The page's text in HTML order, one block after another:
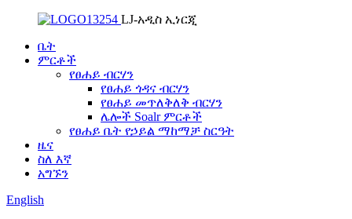
LJ-አዲስ ኢነርጂ
ቤት
ምርቶች
የፀሐይ ብርሃን
የፀሐይ ጎዳና ብርሃን
የፀሐይ መጥለቅለቅ ብርሃን
ሌሎች Soalr ምርቶች
የፀሐይ ቤት የኃይል ማከማቻ ስርዓት
ዜና
ስለ እኛ
አግኙን
English